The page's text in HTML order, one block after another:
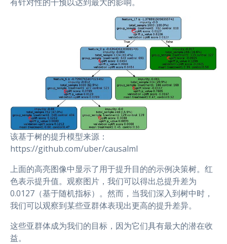
该基于树的提升模型来源：
https://github.com/uber/causalml
上面的高亮图像中显示了用于提升目的的示例决策树。红
色表示提升值。观察图片，我们可以得出总提升差为
0.0127（基于随机指标）。然而，当我们深入到树中时，
我们可以观察到某些亚群体表现出更高的提升差异。
这些亚群体成为我们的目标，因为它们具有最大的潜在收
益。